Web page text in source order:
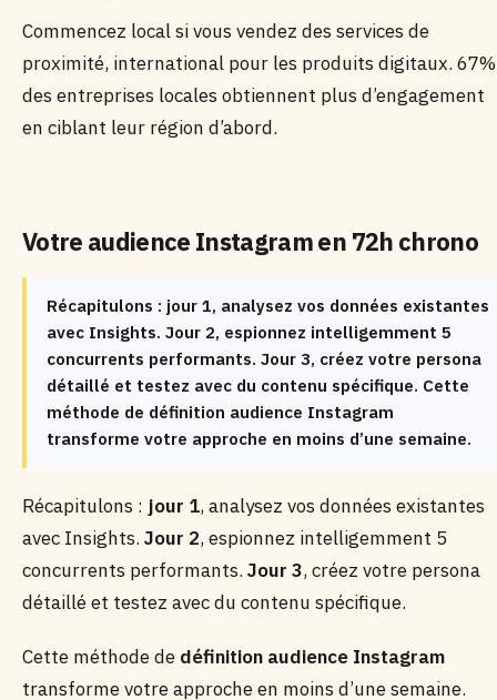
Commencez local si vous vendez des services de
proximité, international pour les produits digitaux. 67%
des entreprises locales obtiennent plus d’engagement
en ciblant leur région d’abord.
Votre audience Instagram en 72h chrono
Récapitulons : jour 1, analysez vos données existantes
avec Insights. Jour 2, espionnez intelligemment 5
concurrents performants. Jour 3, créez votre persona
détaillé et testez avec du contenu spécifique. Cette
méthode de définition audience Instagram
transforme votre approche en moins d’une semaine.
Récapitulons : jour 1, analysez vos données existantes
avec Insights. Jour 2, espionnez intelligemment 5
concurrents performants. Jour 3, créez votre persona
détaillé et testez avec du contenu spécifique.
Cette méthode de définition audience Instagram
transforme votre approche en moins d’une semaine.